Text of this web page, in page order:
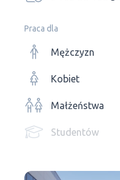
Praca dla
Mężczyzn
Kobiet
Małżeństwa
Studentów